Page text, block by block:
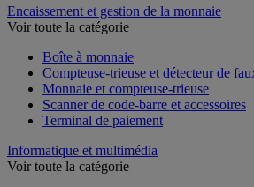
Encaissement et gestion de la monnaie
Voir toute la catégorie
Boîte à monnaie
Compteuse-trieuse et détecteur de
Monnaie et compteuse-trieuse
Scanner de code-barre et accessoires
Terminal de paiement
Informatique et multimédia
Voir toute la catégorie